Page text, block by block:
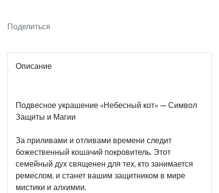
Поделиться
Описание
Подвесное украшение «Небесный кот» — Символ
Защиты и Магии
За приливами и отливами времени следит
божественный кошачий покровитель. Этот
семейный дух священен для тех, кто занимается
ремеслом, и станет вашим защитником в мире
мистики и алхимии.